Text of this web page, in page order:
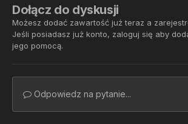
Dołącz do dyskusji
Możesz dodać zawartość już teraz a
Jeśli posiadasz już konto, zaloguj się aby
jego pomocą.
Odpowiedz na pytanie...